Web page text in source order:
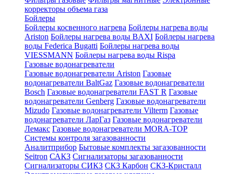
корректоры объема газа
Бойлеры
Бойлеры косвенного нагрева Бойлеры нагрева воды
Ariston Бойлеры нагрева воды BAXI Бойлеры нагрева
воды Federica Bugatti Бойлеры нагрева воды
VIESSMANN Бойлеры нагрева воды Rispa
Газовые водонагреватели
Газовые водонагреватели Ariston Газовые
водонагреватели BaltGaz Газовые водонагреватели
Bosch Газовые водонагреватели FAST R Газовые
водонагреватели Genberg Газовые водонагреватели
Mizudo Газовые водонагреватели Vilterm Газовые
водонагреватели ЛарГаз Газовые водонагреватели
Лемакс Газовые водонагреватели MORA-TOP
Системы контроля загазованности
Аналитприбор Бытовые комплекты загазованности
Seitron САКЗ Сигнализаторы загазованности
Сигнализаторы СИКЗ СКЗ Карбон СКЗ-Кристалл